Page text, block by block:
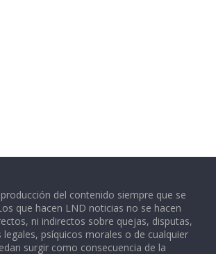
del contenido siempre que se
que hacen LND noticias no se hacen
ni indirectos sobre quejas, disputas,
psíquicos morales o de cualquier
surgir como consecuencia de la